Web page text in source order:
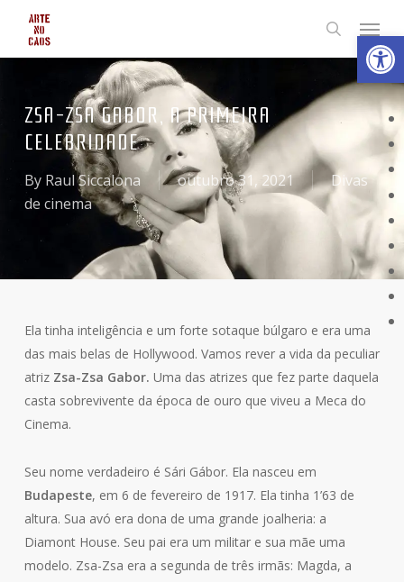
main
search
Menu
ZSA-ZSA GABOR, A PRIMEIRA
CELEBRIDADE
By Raul Siccalona outubro 31, 2021
Divas
de cinema
Ela tinha inteligência e um forte sotaque búlgaro e era uma
das mais belas de Hollywood. Vamos rever a vida da peculiar
atriz Zsa-Zsa Gabor. Uma das atrizes que fez parte daquela
casta sobrevivente da época de ouro que viveu a Meca do
Cinema.
Seu nome verdadeiro é Sári Gábor. Ela nasceu em
Budapeste, em 6 de fevereiro de 1917. Ela tinha 1’63 de
altura. Sua avó era dona de uma grande joalheria: a
Diamont House. Seu pai era um militar e sua mãe uma
modelo. Zsa-Zsa era a segunda de três irmãs: Magda, a
Abrir